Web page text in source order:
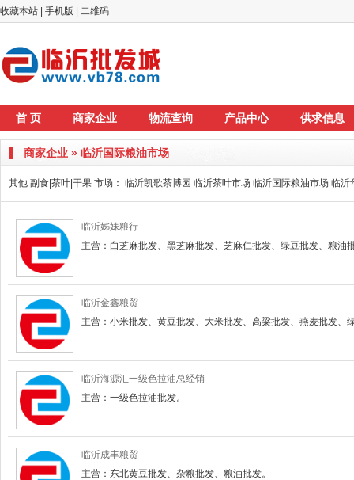
收藏本站 手机版 二维码
首 页 商家企业 物流查询 产品中心 供求信息
商家企业 » 临沂国际粮油市场
其他 副食|茶叶|干果 市场： 临沂凯歌茶博园 临沂茶叶市场 临沂国际粮油市场 临沂
临沂姊妹粮行
主营：白芝麻批发、黑芝麻批发、芝麻仁批发、绿豆批发、粮油
临沂金鑫粮贸
主营：小米批发、黄豆批发、大米批发、高粱批发、燕麦批发、
临沂海源汇一级色拉油总经销
主营：一级色拉油批发。
临沂成丰粮贸
主营：东北黄豆批发、杂粮批发、粮油批发。